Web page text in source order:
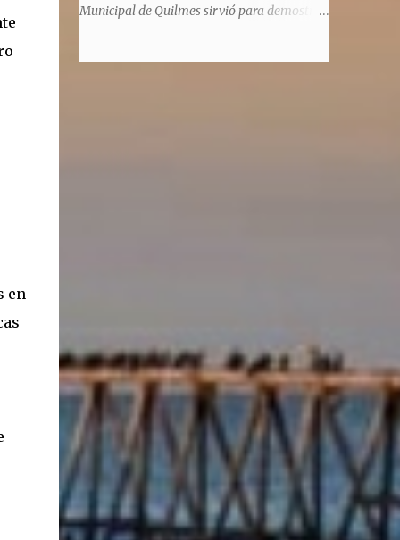
en
significaba de ninguna manera que era ad
Municipal de Quilmes sirvió para demostrar
trasladado a la piel, para contar todo lo
padecido. El relato tiene morriña, saudades,
el canto a Galicia, tierra de los padres y
ancestros que llegaron a integrar la inmensa
masa de inmigrantes que ar...